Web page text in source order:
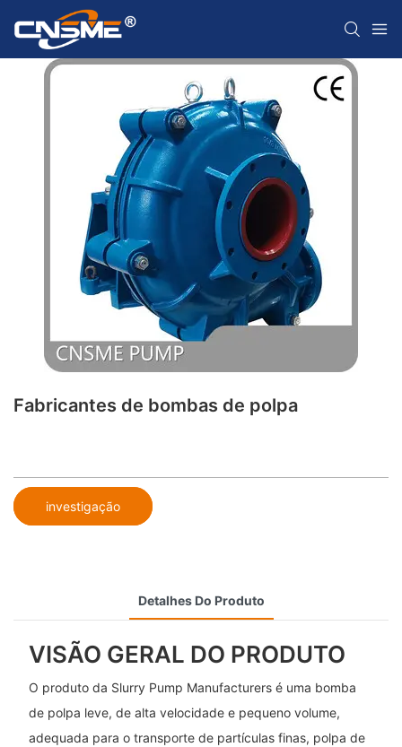
Fabricantes de bombas de polpa
investigação
Detalhes Do Produto
VISÃO GERAL DO PRODUTO
O produto da Slurry Pump Manufacturers é uma bomba
de polpa leve, de alta velocidade e pequeno volume,
adequada para o transporte de partículas finas, polpa de